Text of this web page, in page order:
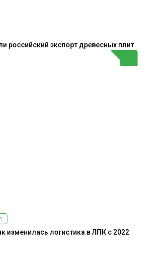
российский экспорт древесных плит
изменилась логистика в ЛПК с 2022